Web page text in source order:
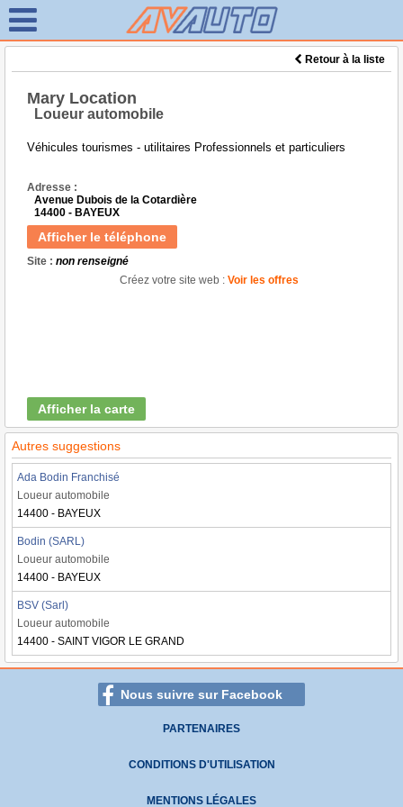
Retour à la liste
Mary Location
Loueur automobile
Véhicules tourismes - utilitaires Professionnels et particuliers
Adresse :
Avenue Dubois de la Cotardière
14400 - BAYEUX
Afficher le téléphone
Site : non renseigné
Créez votre site web : Voir les offres
Afficher la carte
Autres suggestions
Ada Bodin Franchisé
Loueur automobile
14400 - BAYEUX
Bodin (SARL)
Loueur automobile
14400 - BAYEUX
BSV (Sarl)
Loueur automobile
14400 - SAINT VIGOR LE GRAND
Nous suivre sur Facebook
PARTENAIRES
CONDITIONS D'UTILISATION
MENTIONS LÉGALES